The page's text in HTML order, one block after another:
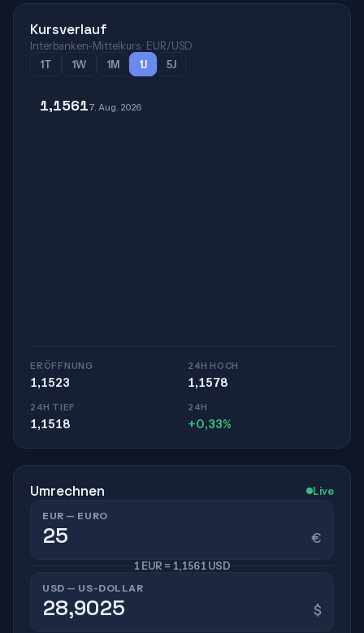
Kursverlauf
Interbanken-Mittelkurs · EUR/USD
1T
1W 1M 1J 5J
1,15617. Aug. 2026
ERÖFFNUNG
1,1523
24H HOCH
1,1578
24H TIEF
1,1518
24H
+0,33%
Umrechnen Live
EUR — EURO
€
1 EUR = 1,1561 USD
USD — US-DOLLAR
$